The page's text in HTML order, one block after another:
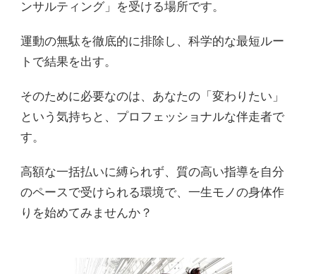
ンサルティング」を受ける場所です。
運動の無駄を徹底的に排除し、科学的な最短ルー
トで結果を出す。
そのために必要なのは、あなたの「変わりたい」
という気持ちと、プロフェッショナルな伴走者で
す。
高額な一括払いに縛られず、質の高い指導を自分
のペースで受けられる環境で、一生モノの身体作
りを始めてみませんか？